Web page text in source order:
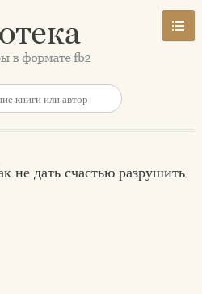
не дать счастью разрушить